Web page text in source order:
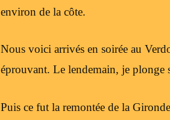
environ de la côte.
Nous voici arrivés en soirée au
éprouvant. Le lendemain, je plonge
Puis ce fut la remontée de la